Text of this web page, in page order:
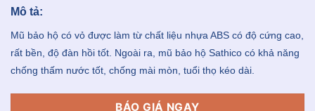
Mô tả:
Mũ bảo hộ có vỏ được làm từ chất liệu nhựa ABS có độ cứng cao,
rất bền, độ đàn hồi tốt. Ngoài ra, mũ bảo hộ Sathico có khả năng
chống thấm nước tốt, chống mài mòn, tuổi thọ kéo dài.
BÁO GIÁ NGAY